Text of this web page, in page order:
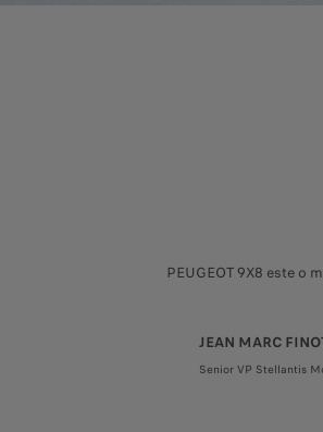
PEUGEOT 9X8 este
JEAN MARC
Senior VP Stellantis